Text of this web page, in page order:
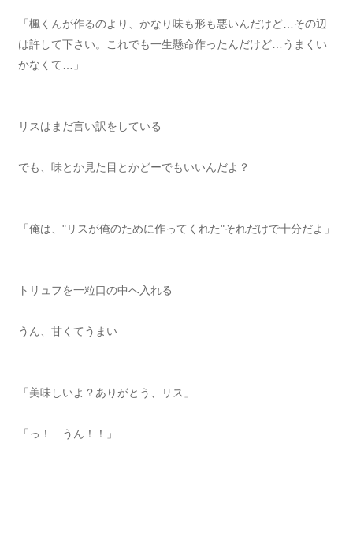
「楓くんが作るのより、かなり味も形も悪いんだけど…その辺
は許して下さい。これでも一生懸命作ったんだけど…うまくい
かなくて…」
リスはまだ言い訳をしている
でも、味とか見た目とかどーでもいいんだよ？
「俺は、"リスが俺のために作ってくれた"それだけで十分だよ」
トリュフを一粒口の中へ入れる
うん、甘くてうまい
「美味しいよ？ありがとう、リス」
「っ！…うん！！」